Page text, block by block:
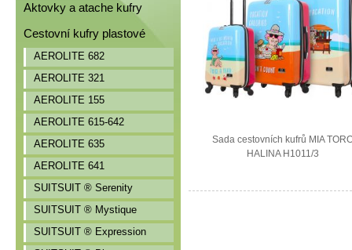
Aktovky a atache kufry
Cestovní kufry plastové
AEROLITE 682
AEROLITE 321
AEROLITE 155
AEROLITE 615-642
AEROLITE 635
AEROLITE 641
SUITSUIT ® Serenity
SUITSUIT ® Mystique
SUITSUIT ® Expression
Sada cestovních kufrů MIA
HALINA H1011/3